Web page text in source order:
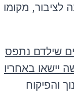
לציבור, מקומו
שילדם נתפס
יישאו
והפיקוח